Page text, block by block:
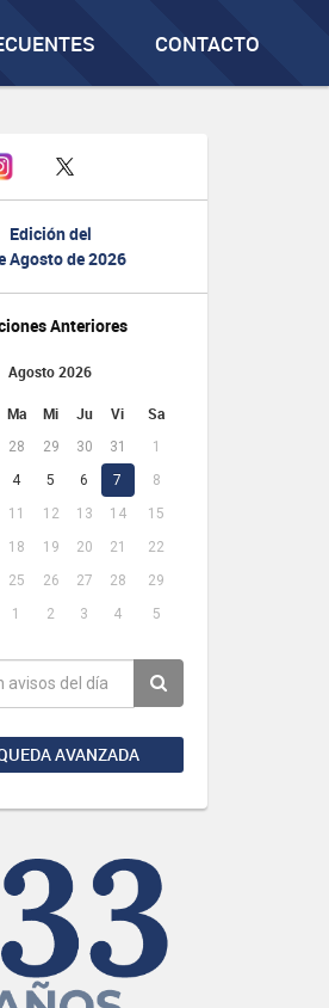
CONTACTO
Edición del
Agosto de 2026
Anteriores
Agosto 2026
Ma Mi Ju Vi Sa
28 29 30 31
1
4 5 6 7
8
11 12 13 14
15
18 19 20 21
22
25 26 27 28
29
1 2 3 4 5
AVANZADA